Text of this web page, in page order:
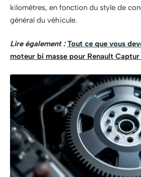
kilomètres, en fonction du style de
général du véhicule.
Lire également : Tout ce que vous
moteur bi masse pour Renault Captur